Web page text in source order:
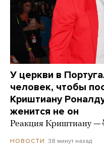
У церкви в
человек, чтобы
Криштиану
женится не он
Реакция Криштиану —
НОВОСТИ 38 минут назад